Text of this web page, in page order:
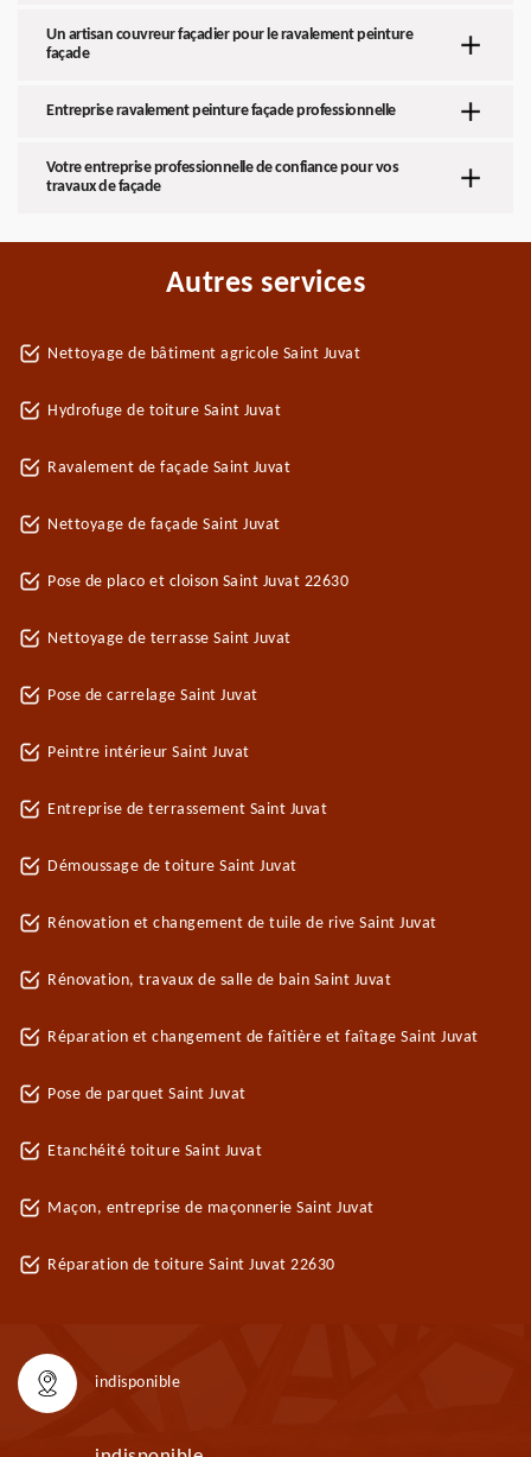
Un artisan couvreur façadier pour le ravalement peinture
façade
Entreprise ravalement peinture façade professionnelle
Votre entreprise professionnelle de confiance pour vos
travaux de façade
Autres services
Nettoyage de bâtiment agricole Saint Juvat
Hydrofuge de toiture Saint Juvat
Ravalement de façade Saint Juvat
Nettoyage de façade Saint Juvat
Pose de placo et cloison Saint Juvat 22630
Nettoyage de terrasse Saint Juvat
Pose de carrelage Saint Juvat
Peintre intérieur Saint Juvat
Entreprise de terrassement Saint Juvat
Démoussage de toiture Saint Juvat
Rénovation et changement de tuile de rive Saint Juvat
Rénovation, travaux de salle de bain Saint Juvat
Réparation et changement de faîtière et faîtage Saint Juvat
Pose de parquet Saint Juvat
Etanchéité toiture Saint Juvat
Maçon, entreprise de maçonnerie Saint Juvat
Réparation de toiture Saint Juvat 22630
indisponible